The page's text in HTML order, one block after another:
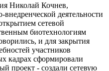
Николай Кочнев,
деятельности
сетевой
биотехнологиям
и для закрытия
участников
кадрах сформировали
проект - создали сетевую